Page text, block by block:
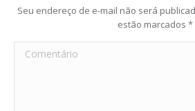
Seu endereço de e-mail não será
estão marcados *
Comentário